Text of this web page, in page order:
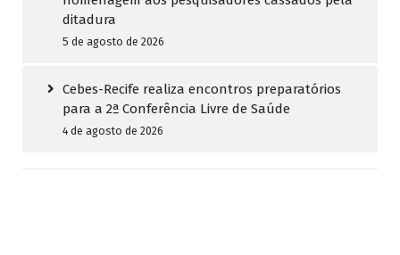
ditadura
5 de agosto de 2026
Cebes-Recife realiza encontros preparatórios
para a 2ª Conferência Livre de Saúde
4 de agosto de 2026